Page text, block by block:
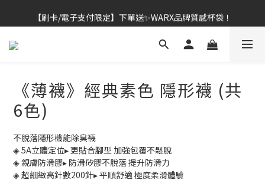
👔挺爸行動：全館襪款【最低$149起】✨立即下單！
【刷卡/電子支付限定】下單送✨WARX品牌質感杯袋！
👔挺爸行動：全館襪款【最低$149起】✨立即下單！
《薄襪》經典素色 隱形襪 (共
6色)
不脫落隱形機能除臭襪
◈ 5A立體定位▸ 更貼合腳型 加強包覆不鬆脫
◈ 親膚防滑膠▸ 防滑矽膠不脫落 提升防滑力
◈ 超細緻高針數200針▸ 平順舒適 極度柔滑體驗